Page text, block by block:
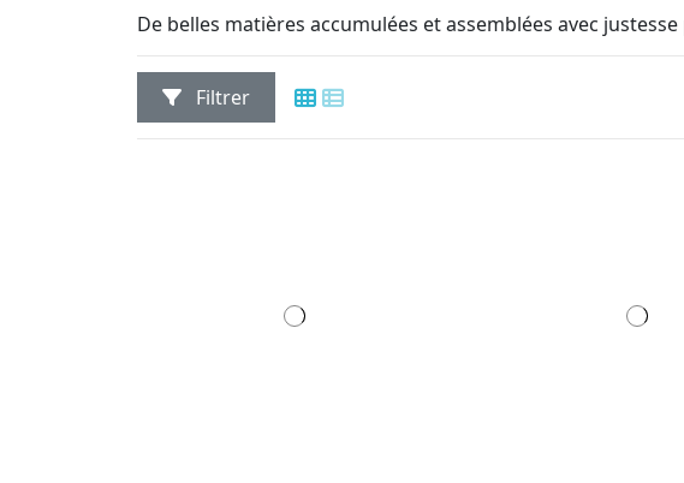
De belles matières accumulées et assemblées avec
Filtrer